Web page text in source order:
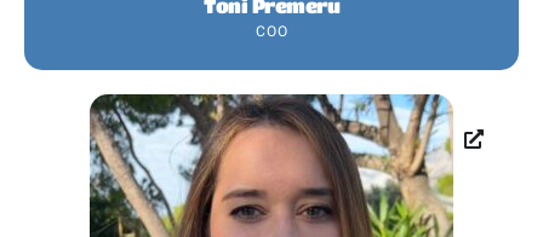
Toni Premeru
COO